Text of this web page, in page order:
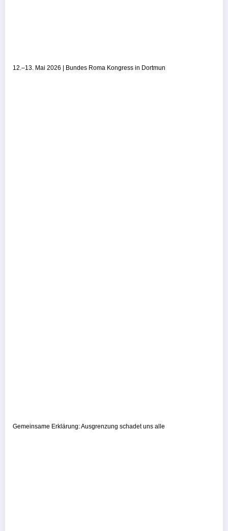
12.–13. Mai 2026 | Bundes Roma Kongress in Dortmun
Gemeinsame Erklärung: Ausgrenzung schadet uns alle